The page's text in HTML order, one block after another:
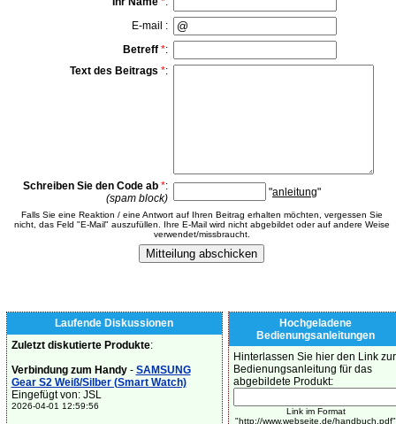
E-mail :
Betreff *:
Text des Beitrags *:
Schreiben Sie den Code ab *:
(spam block)
"anleitung"
Falls Sie eine Reaktion / eine Antwort auf Ihren Beitrag erhalten möchten, vergessen Sie
nicht, das Feld "E-Mail" auszufüllen. Ihre E-Mail wird nicht abgebildet oder auf andere Weise
verwendet/missbraucht.
Laufende Diskussionen
Zuletzt diskutierte Produkte:
Verbindung zum Handy- SAMSUNG
Gear S2 Weiß/Silber (Smart Watch)
Eingefügt von: JSL
2026-04-01 12:59:56
Hochgeladene
Bedienungsanleitungen
Hinterlassen Sie hier den Link zur
Bedienungsanleitung für das
abgebildete Produkt:
Link im Format
"http://www.webseite.de/handbuch.pdf"